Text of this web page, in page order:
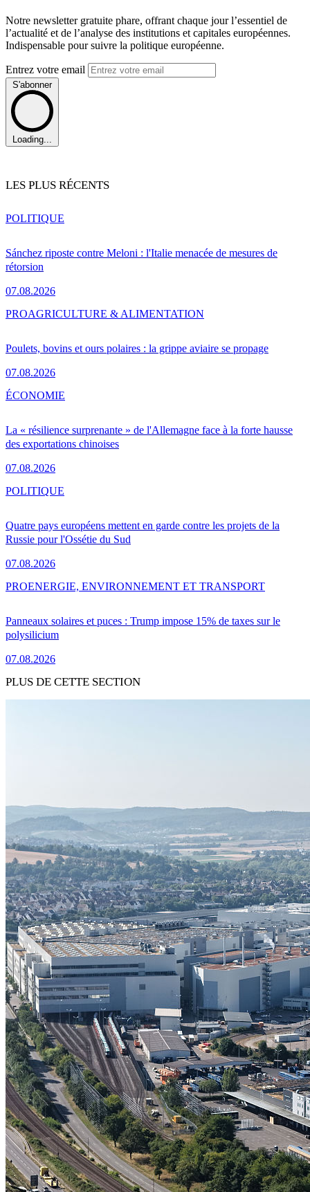
Notre newsletter gratuite phare, offrant chaque jour l’essentiel de
l’actualité et de l’analyse des institutions et capitales européennes.
Indispensable pour suivre la politique européenne.
Entrez votre email
S'abonner
Loading...
LES PLUS RÉCENTS
Sánchez riposte contre Meloni : l'Italie menacée de mesures de
rétorsion
07.08.2026
POLITIQUE
Poulets, bovins et ours polaires : la grippe aviaire se propage
07.08.2026
PROAGRICULTURE & ALIMENTATION
La « résilience surprenante » de l'Allemagne face à la forte hausse
des exportations chinoises
07.08.2026
ÉCONOMIE
Quatre pays européens mettent en garde contre les projets de la
Russie pour l'Ossétie du Sud
07.08.2026
POLITIQUE
Panneaux solaires et puces : Trump impose 15% de taxes sur le
polysilicium
07.08.2026
PROENERGIE, ENVIRONNEMENT ET TRANSPORT
PLUS DE CETTE SECTION